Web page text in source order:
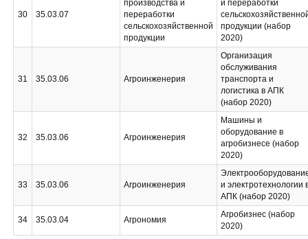
30 35.03.07
производства и
переработки
сельскохозяйственной
продукции
и переработки
продукции (набор
2020)
31 35.03.06 Агроинженерия
Организация
обслуживания
транспорта и
логистика в АПК
(набор 2020)
32 35.03.06 Агроинженерия
Машины и
оборудование в
агробизнесе (набор
2020)
33 35.03.06 Агроинженерия
и электротехнологии
АПК (набор 2020)
34 35.03.04 Агрономия
Агробизнес (набор
2020)